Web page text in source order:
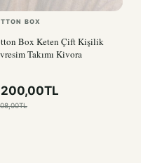
BOX
Box Keten Çift Kişilik
Takımı Kivora